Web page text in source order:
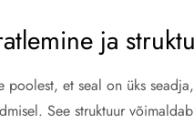
ja
poolest, et seal on üks
See struktuur